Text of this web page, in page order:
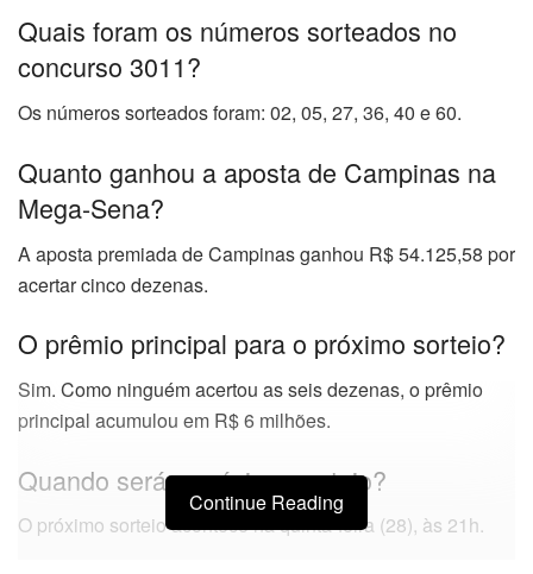
Quais foram os números sorteados no
concurso 3011?
Os números sorteados foram: 02, 05, 27, 36, 40 e 60.
Quanto ganhou a aposta de Campinas na
Mega-Sena?
A aposta premiada de Campinas ganhou R$ 54.125,58 por
acertar cinco dezenas.
O prêmio principal para o próximo sorteio?
Sim. Como ninguém acertou as seis dezenas, o prêmio
principal acumulou em R$ 6 milhões.
Quando será o próximo sorteio?
O próximo sorteio acontece na quinta-feira (28), às 21h.
Continue Reading